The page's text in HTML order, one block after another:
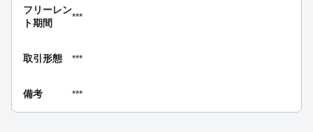
フリーレン
ト期間
***
取引形態 ***
備考 ***